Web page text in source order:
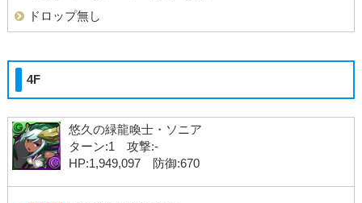
ドロップ無し
4F
悠久の緑龍喚士・ソニア
ターン:1 攻撃:-
HP:1,949,097 防御:670